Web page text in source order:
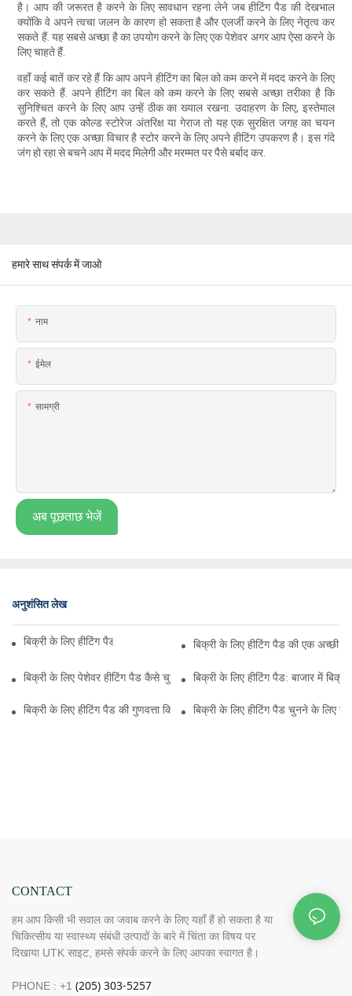
है। आप की जरूरत है करने के लिए सावधान रहना लेने जब हीटिंग पैड की देखभाल
क्योंकि वे अपने त्वचा जलन के कारण हो सकता है और एलर्जी करने के लिए नेतृत्व कर
सकते हैं. यह सबसे अच्छा है का उपयोग करने के लिए एक पेशेवर अगर आप ऐसा करने के
लिए चाहते हैं.
वहाँ कई बातें कर रहे हैं कि आप अपने हीटिंग का बिल को कम करने में मदद करने के लिए
कर सकते हैं. अपने हीटिंग का बिल को कम करने के लिए सबसे अच्छा तरीका है कि
सुनिश्चित करने के लिए आप उन्हें ठीक का ख्याल रखना. उदाहरण के लिए, इस्तेमाल
करते हैं, तो एक कोल्ड स्टोरेज अंतरिक्ष या गेराज तो यह एक सुरक्षित जगह का चयन
करने के लिए एक अच्छा विचार है स्टोर करने के लिए अपने हीटिंग उपकरण है। इस गंदे
जंग हो रहा से बचने आप में मदद मिलेगी और मरम्मत पर पैसे बर्बाद कर.
हमारे साथ संपर्क में जाओ
नाम
ईमेल
सामग्री
अब पूछताछ भेजें
अनुशंसित लेख
बिक्री के लिए हीटिंग पैड के लाभों के पीछे एक नज़रबिक्री के लिए हीटिंग पैड की एक अच्छी
बिक्री के लिए पेशेवर हीटिंग पैड कैसे चुनें? बिक्री के लिए हीटिंग पैड: बाजार में
बिक्री के लिए हीटिंग पैड की गुणवत्ता किन कारकों से प्रभावित होती है
बिक्री के लिए हीटिंग पैड चुनने के लिए
CONTACT
हम आप किसी भी सवाल का जवाब करने के लिए यहाँ हैं हो सकता है या
चिकित्सीय या स्वास्थ्य संबंधी उत्पादों के बारे में चिंता का विषय पर
दिखाया UTK साइट, हमसे संपर्क करने के लिए आपका स्वागत है।
PHONE : +1